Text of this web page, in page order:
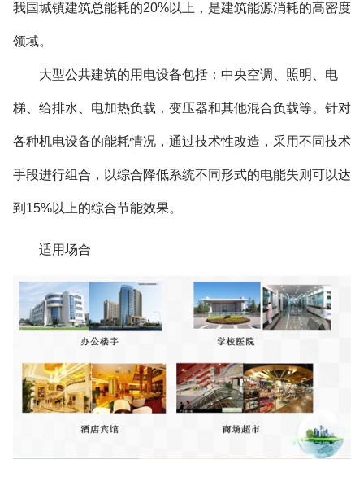
我国城镇建筑总能耗的20%以上，是建筑能源消耗的高密度
领域。
大型公共建筑的用电设备包括：中央空调、 照明 、电
梯、给排水、电加热负载，变压器和其他混合负载等。针对
各种机电设备的能耗情况，通过技术性改造，采用不同技术
手段进行组合，以综合降低系统不同形式的电能失则可以达
到15%以上的综合节能效果。
适用场合